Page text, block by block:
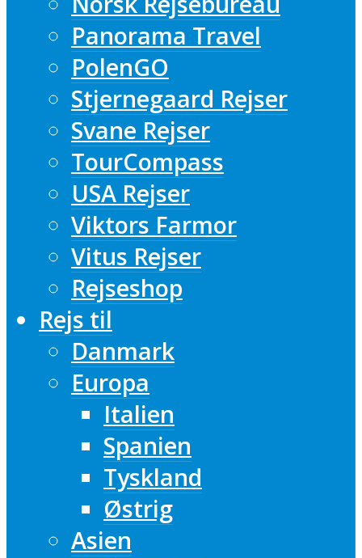
Panorama Travel
PolenGO
Stjernegaard Rejser
Svane Rejser
TourCompass
USA Rejser
Viktors Farmor
Vitus Rejser
Rejseshop
Rejs til
Danmark
Europa
Italien
Spanien
Tyskland
Østrig
Asien